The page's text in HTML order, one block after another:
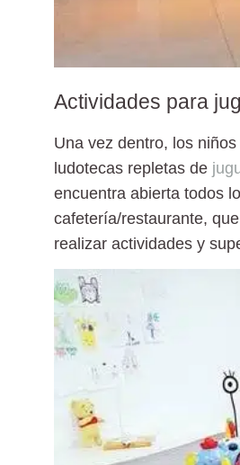
Actividades para
Una vez dentro, los
ludotecas repletas de
encuentra abierta todos
cafetería/restaurante,
realizar actividades y